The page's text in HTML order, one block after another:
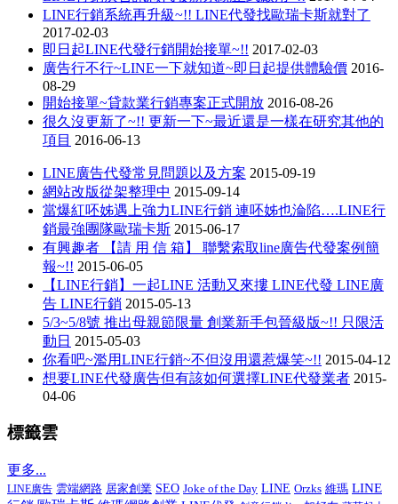
LINE行銷系統再升級~!! LINE代發找歐瑞卡斯就對了
2017-02-03
即日起LINE代發行銷開始接單~!! 2017-02-03
廣告行不行~LINE一下就知道~即日起提供體驗價 2016-
08-29
開始接單~貸款業行銷專案正式開放 2016-08-26
很久沒更新了~!! 更新一下~最近還是一樣在研究其他的
項目 2016-06-13
LINE廣告代發常見問題以及方案 2015-09-19
網站改版從架整理中 2015-09-14
當爆紅呸姊遇上強力LINE行銷 連呸姊也淪陷….LINE行
銷最強團隊歐瑞卡斯 2015-06-17
有興趣者 【請 用 信 箱】 聯繫索取line廣告代發案例簡
報~!! 2015-06-05
【LINE行銷】一起LINE 活動又來摟 LINE代發 LINE廣
告 LINE行銷 2015-05-13
5/3~5/8號 推出母親節限量 創業新手包晉級版~!! 只限活
動日 2015-05-03
你看吧~濫用LINE行銷~不但沒用還惹爆笑~!! 2015-04-12
想要LINE代發廣告但有該如何選擇LINE代發業者 2015-
04-06
標籤雲
更多...
LINE廣告 雲端網路 居家創業 SEO Joke of the Day LINE Orzks 維瑪 LINE